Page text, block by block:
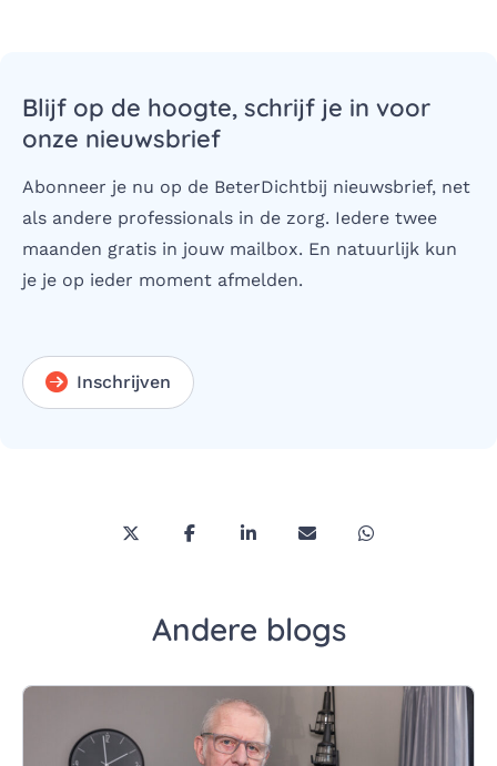
Blijf op de hoogte, schrijf je in voor
onze nieuwsbrief
Abonneer je nu op de BeterDichtbij nieuwsbrief, net
als andere professionals in de zorg. Iedere twee
maanden gratis in jouw mailbox. En natuurlijk kun
je je op ieder moment afmelden.
Inschrijven
Deel deze pagina via Twitter/X
Deel deze pagina op Facebook
Deel deze pagina op
Deel deze pagina via
Deel deze
Andere blogs